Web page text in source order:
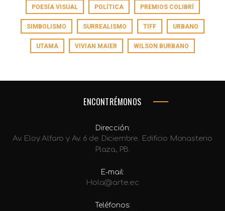
POESÍA VISUAL POLÍTICA PREMIOS COLIBRÍ
SIMBOLISMO SURREALISMO TIFF URBANO
UTAMA VIVIAN MAIER WILSON BURBANO
ENCONTRÉMONOS
Dirección:
Av. Eloy Alfaro y Av. 6 de Diciembre. Edificio Monasterio
Plaza, PB.
E-mail:
Hola@arte.ec
Teléfonos: